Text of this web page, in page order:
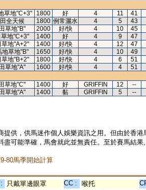
草地"C+3" 1800 好 4 11 41
全天候 1800 例常灑水 4 5 43
草地"B" 2000 好/快 4 10 45
地"C+3" 1400 好 4 9 47
草地"A+2" 1400 好/快 4 12 47
地草地"B" 1650 好/快 4 10 49
草地"B+2" 1800 好/快 4 6 51
草地"A" 1600 好/快 4 4 51
草地"C" 1400 好 GRIFFIN 12 --
草地"A" 1400 黏 GRIFFIN 5 --
提供，供馬迷作個人娛樂資訊之用。但由於香
盡可能準確，馬會就此並無責任。至於賽馬結果
80馬季開始計算
只戴單邊眼罩 CC : 喉托